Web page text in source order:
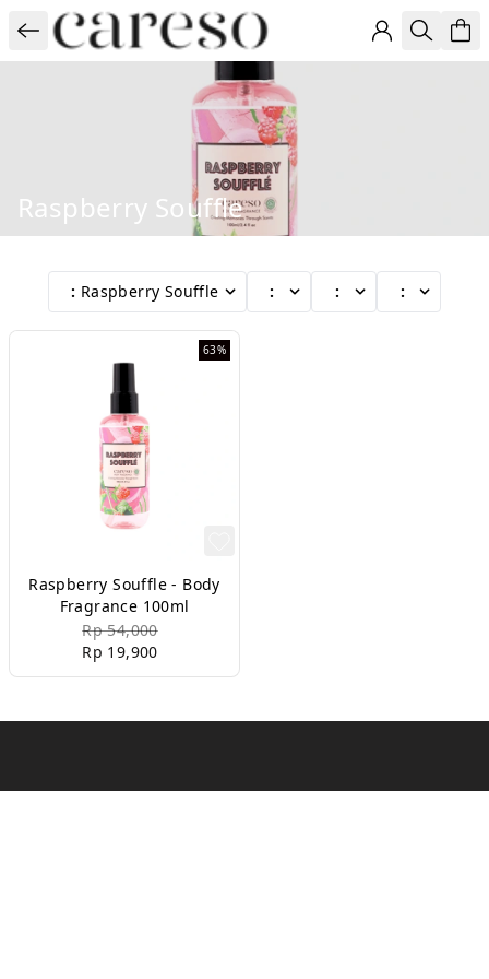
Raspberry Souffle
: Raspberry Souffle : : :
63%
Raspberry Souffle - Body
Fragrance 100ml
Rp 54,000
Rp 19,900